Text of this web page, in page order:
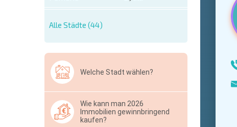
Alle Städte (44)
Welche Stadt wählen?
Wie kann man 2026
Immobilien gewinnbringend
kaufen?
* Benötigte